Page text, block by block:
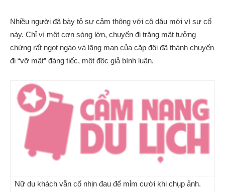
Nhiều người đã bày tỏ sự cảm thông với cô dâu mới vì sự cố
này. Chỉ vì một cơn sóng lớn, chuyến đi trăng mật tưởng
chừng rất ngọt ngào và lãng mạn của cặp đôi đã thành chuyến
đi “vỡ mật” đáng tiếc, một độc giả bình luận.
Nữ du khách vẫn cố nhịn đau để mỉm cười khi chụp ảnh.